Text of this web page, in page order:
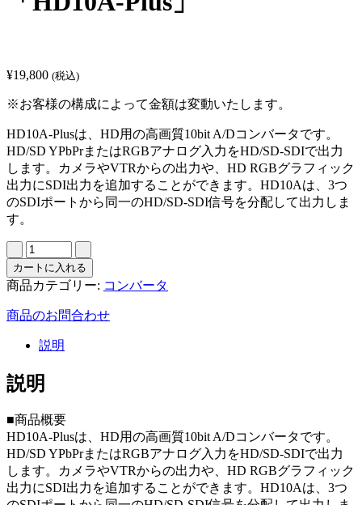
¥19,800 (税込)
※お客様の構成によって金額は変動いたします。
HD10A-Plusは、HD用の高画質10bit A/Dコンバータです。
HD/SD YPbPrまたはRGBアナログ入力をHD/SD-SDIで出力
します。カメラやVTRからの出力や、HD RGBグラフィック
出力にSDI出力を追加することができます。HD10Aは、3つ
のSDIポートから同一のHD/SD-SDI信号を分配して出力しま
す。
カートに入れる
商品カテゴリー: コンバータ
商品のお問合わせ
説明
説明
■商品概要
HD10A-Plusは、HD用の高画質10bit A/Dコンバータです。
HD/SD YPbPrまたはRGBアナログ入力をHD/SD-SDIで出力
します。カメラやVTRからの出力や、HD RGBグラフィック
出力にSDI出力を追加することができます。HD10Aは、3つ